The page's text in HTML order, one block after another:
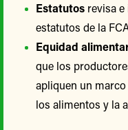
Estatutos revisa
estatutos de la
Equidad
que los
apliquen un marco
los alimentos y la